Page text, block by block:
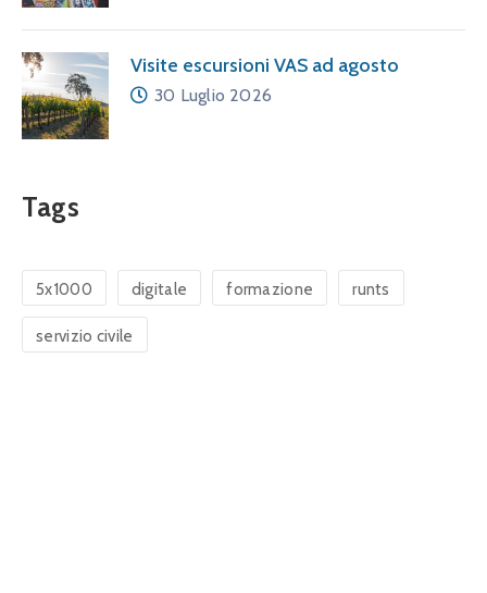
Visite escursioni VAS ad agosto
30 Luglio 2026
Tags
5x1000 digitale formazione runts
servizio civile